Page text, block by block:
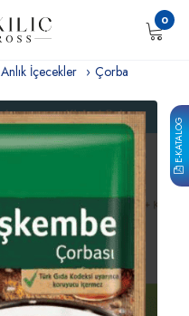
E-KATALOG
0
Anlık İçecekler Çorba